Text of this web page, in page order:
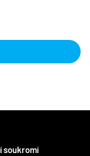
soukromí